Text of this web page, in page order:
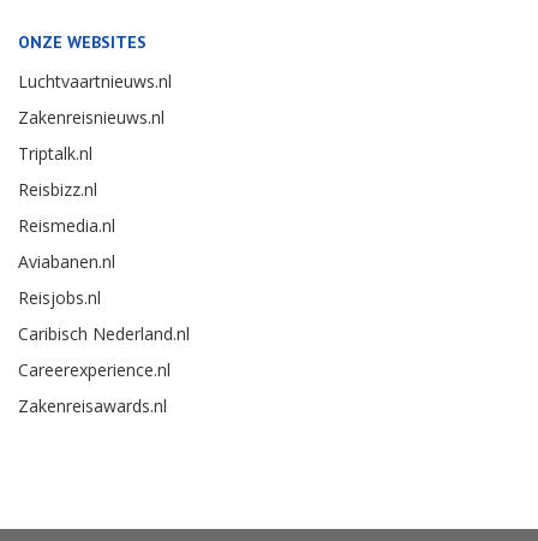
ONZE WEBSITES
Luchtvaartnieuws.nl
Zakenreisnieuws.nl
Triptalk.nl
Reisbizz.nl
Reismedia.nl
Aviabanen.nl
Reisjobs.nl
Caribisch Nederland.nl
Careerexperience.nl
Zakenreisawards.nl